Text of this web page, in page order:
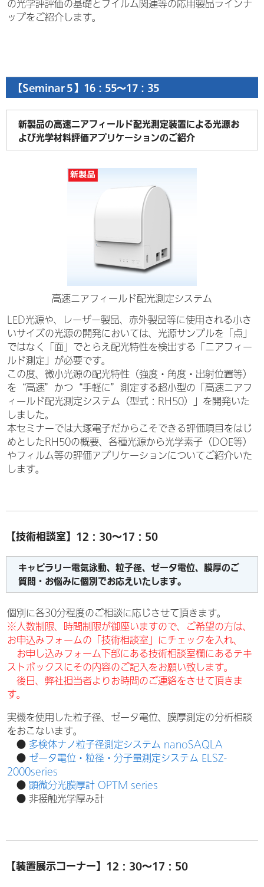
の光学評評価の基礎とフイルム関連等の応用製品ラインナ
ップをご紹介します。
【Seminar５】16：55～17：35
新製品の高速ニアフィールド配光測定装置による光源お
よび光学材料評価アプリケーションのご紹介
高速ニアフィールド配光測定システム
LED光源や、レーザー製品、赤外製品等に使用される小さ
いサイズの光源の開発においては、光源サンプルを「点」
ではなく「面」でとらえ配光特性を検出する「ニアフィー
ルド測定」が必要です。
この度、微小光源の配光特性（強度・角度・出射位置等）
を“高速”かつ“手軽に”測定する超小型の「高速ニアフ
ィールド配光測定システム（型式：RH50）」を開発いた
しました。
本セミナーでは大塚電子だからこそできる評価項目をはじ
めとしたRH50の概要、各種光源から光学素子（DOE等）
やフィルム等の評価アプリケーションについてご紹介いた
します。
【技術相談室】12：30～17：50
キャピラリー電気泳動、粒子径、ゼータ電位、膜厚のご
質問・お悩みに個別でお応えいたします。
個別に各30分程度のご相談に応じさせて頂きます。
※人数制限、時間制限が御座いますので、ご希望の方は、
お申込みフォームの「技術相談室」にチェックを入れ、
お申し込みフォーム下部にある技術相談室欄にあるテキ
ストボックスにその内容のご記入をお願い致します。
後日、弊社担当者よりお時間のご連絡をさせて頂きま
す。
実機を使用した粒子径、ゼータ電位、膜厚測定の分析相談
をおこないます。
● 多検体ナノ粒子径測定システム nanoSAQLA
● ゼータ電位・粒径・分子量測定システム ELSZ-
2000series
● 顕微分光膜厚計 OPTM series
● 非接触光学厚み計
【装置展示コーナー】12：30～17：50